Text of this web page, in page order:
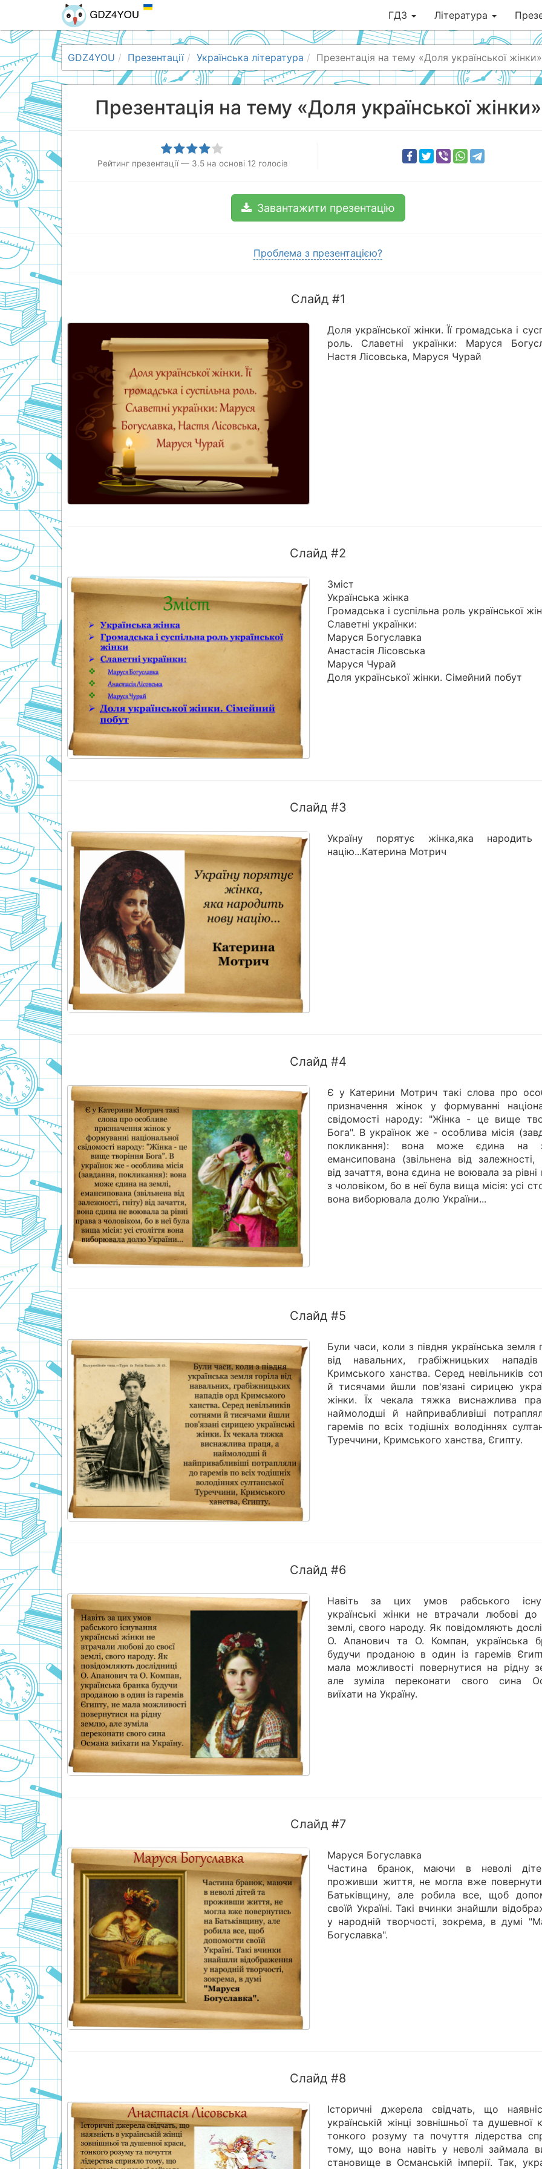
ГДЗ Література
GDZ4YOU Презентації Українська література Презентація на тему «Доля української жінки»
Презентація на тему «Доля української жінки»
Рейтинг презентації — 3.5на основі 12 голосів
Завантажити презентацію
Проблема з презентацією?
Слайд #1
Доля української жінки. Її громадська і
роль. Славетні українки: Маруся
Настя Лісовська, Маруся Чурай
Слайд #2
Зміст
Українська жінка
Громадська і суспільна роль української
Славетні українки:
Маруся Богуславка
Анастасія Лісовська
Маруся Чурай
Доля української жінки. Сімейний побут
Слайд #3
Україну порятує жінка,яка народить
націю...Катерина Мотрич
Слайд #4
Є у Катерини Мотрич такі слова про
призначення жінок у формуванні
свідомості народу: "Жінка - це вище
Бога". В українок же - особлива місія
покликання): вона може єдина на
емансипована (звільнена від залежності,
від зачаття, вона єдина не воювала за рівні
з чоловіком, бо в неї була вища місія: усі
вона виборювала долю України...
Слайд #5
Були часи, коли з півдня українська земля
від навальних, грабіжницьких
Кримського ханства. Серед невільників
й тисячами йшли пов'язані сирицею
жінки. Їх чекала тяжка виснажлива
наймолодші й найпривабливіші
гаремів по всіх тодішніх володіннях
Туреччини, Кримського ханства, Єгипту.
Слайд #6
Навіть за цих умов рабського
українські жінки не втрачали любові до
землі, свого народу. Як повідомляють
О. Апанович та О. Компан, українська
будучи проданою в один із гаремів
мала можливості повернутися на рідну
але зуміла переконати свого сина
виїхати на Україну.
Слайд #7
Маруся Богуславка
Частина бранок, маючи в неволі
проживши життя, не могла вже
Батьківщину, але робила все, щоб
своїй Україні. Такі вчинки знайшли
у на­родній творчості, зокрема, в думі
Богуславка".
Слайд #8
Історичні джерела свідчать, що
українській жінці зовнішньої та душевної
тонкого розуму та почуття лідерства
тому, що вона навіть у неволі займала
становище в Османській імперії. Так,